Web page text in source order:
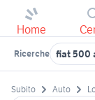
Home
Ricerche fiat 500
Subito Auto